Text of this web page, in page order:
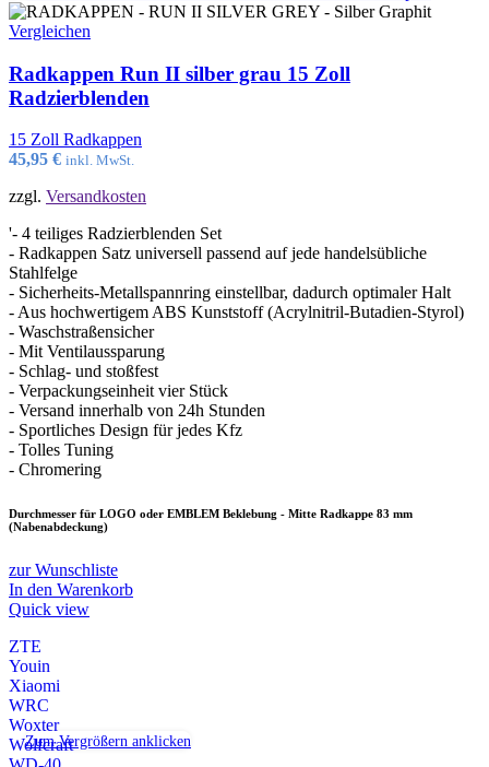
Zum Vergrößern anklicken
Vergleichen
Radkappen Run II silber grau 15 Zoll
Radzierblenden
15 Zoll Radkappen
45,95 € inkl. MwSt.
zzgl. Versandkosten
'- 4 teiliges Radzierblenden Set
- Radkappen Satz universell passend auf jede handelsübliche
Stahlfelge
- Sicherheits-Metallspannring einstellbar, dadurch optimaler Halt
- Aus hochwertigem ABS Kunststoff (Acrylnitril-Butadien-Styrol)
- Waschstraßensicher
- Mit Ventilaussparung
- Schlag- und stoßfest
- Verpackungseinheit vier Stück
- Versand innerhalb von 24h Stunden
- Sportliches Design für jedes Kfz
- Tolles Tuning
- Chromering
Durchmesser für LOGO oder EMBLEM Beklebung - Mitte Radkappe 83 mm
(Nabenabdeckung)
zur Wunschliste
In den Warenkorb
Quick view
ZTE
Youin
Xiaomi
WRC
Woxter
Wolfcraft